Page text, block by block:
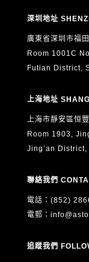
深圳地址
廣東省深圳市福
Room 1001C
Futian District,
上海地址
上海市靜安區恒
Room 1903,
Jing’an
聯絡我們
電話：(852)
電郵：
追蹤我們